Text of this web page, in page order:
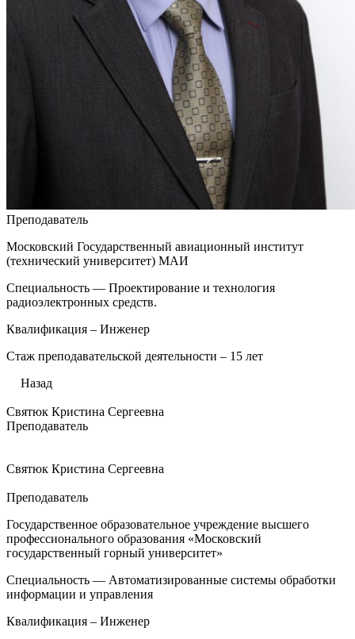
Преподаватель
Московский Государственный авиационный институт
(технический университет) МАИ
Специальность — Проектирование и технология
радиоэлектронных средств.
Квалификация – Инженер
Стаж преподавательской деятельности – 15 лет
Назад
Святюк Кристина Сергеевна
Преподаватель
Святюк Кристина Сергеевна
Преподаватель
Государственное образовательное учреждение высшего
профессионального образования «Московский
государственный горный университет»
Специальность — Автоматизированные системы обработки
информации и управления
Квалификация – Инженер